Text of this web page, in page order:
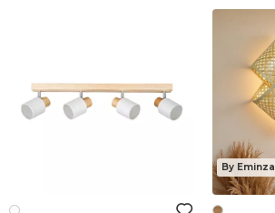
By Eminza